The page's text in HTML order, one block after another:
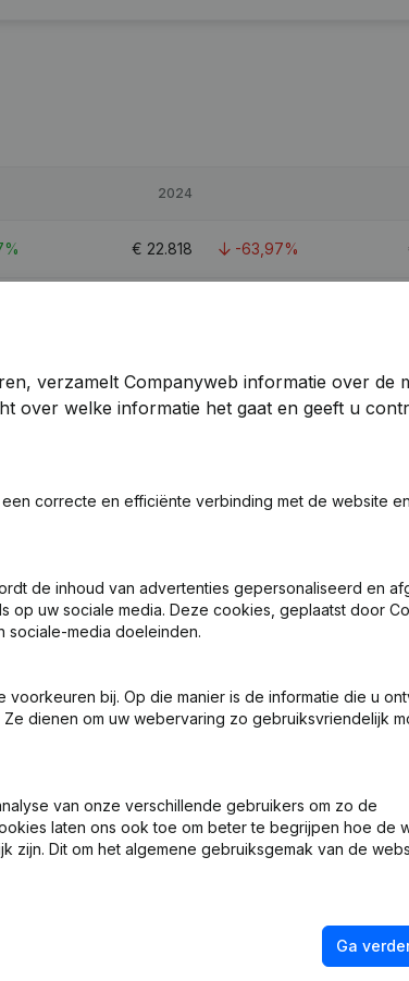
2024
€ 22.818 -63,97%
Opening Bijkantoor, enz...)
verzamelt Companyweb informatie over de
over welke informatie het gaat en geeft u
correcte en efficiënte verbinding met de website en
de inhoud van advertenties gepersonaliseerd en
op uw sociale media. Deze cookies, geplaatst door
sociale-media doeleinden.
bij. Op die manier is de informatie die u
dienen om uw webervaring zo gebruiksvriendelijk
van onze verschillende gebruikers om zo de
laten ons ook toe om beter te begrijpen hoe de
zijn. Dit om het algemene gebruiksgemak van de
Ga